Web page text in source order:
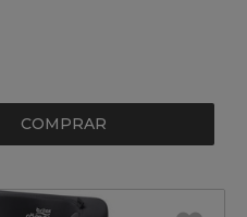
COMPRAR